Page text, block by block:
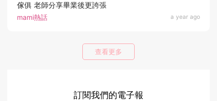
mami熱話 a year ago
傢俱 老師分享畢業後更誇張
查看更多
訂閱我們的電子報